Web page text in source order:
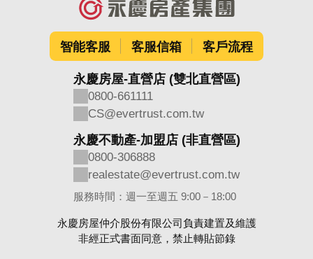
智能客服 客服信箱 客戶流程
永慶房屋-直營店 (雙北直營區)
0800-661111
CS@evertrust.com.tw
永慶不動產-加盟店 (非直營區)
0800-306888
realestate@evertrust.com.tw
服務時間：週一至週五 9:00－18:00
永慶房屋仲介股份有限公司負責建置及維護
非經正式書面同意，禁止轉貼節錄